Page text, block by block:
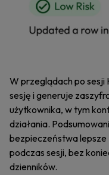
W przeglądach po sesji
sesję i generuje
użytkownika, w tym
działania.
bezpieczeństwa lepsze
podczas sesji, bez
dzienników.